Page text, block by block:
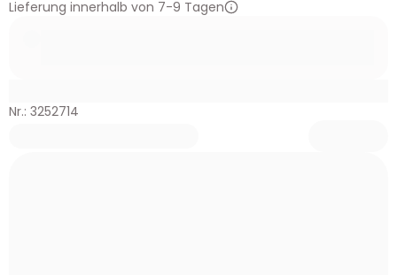
Lieferung innerhalb von 7-9 Tagen
Nr.: 3252714